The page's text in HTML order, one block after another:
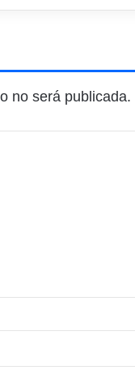
no será publicada.